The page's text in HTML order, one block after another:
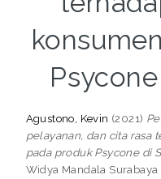
Agustono, Kevin (2021)
pelayanan, dan cita rasa
pada produk Psycone di
Widya Mandala